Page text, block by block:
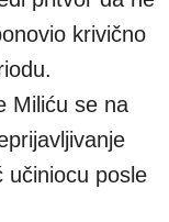
krivično
Miliću se na
učiniocu posle